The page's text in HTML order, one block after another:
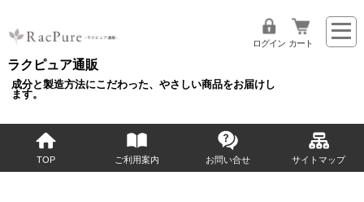
ラクピュア通販
成分と製造方法にこだわった、やさしい商品をお届けし
ます。
ログイン カート
TOP ご利用案内 お問い合せ サイトマップ